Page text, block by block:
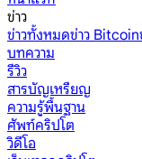
ข่าว
ข่าวทั้งหมดข่าว Bitcoin
บทความ
รีวิว
สารบัญเหรียญ
ความรู้พื้นฐาน
ศัพท์คริปโต
วิดีโอ